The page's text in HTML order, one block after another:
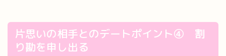
片思いの相手とのデートポイント④ 割
り勘を申し出る